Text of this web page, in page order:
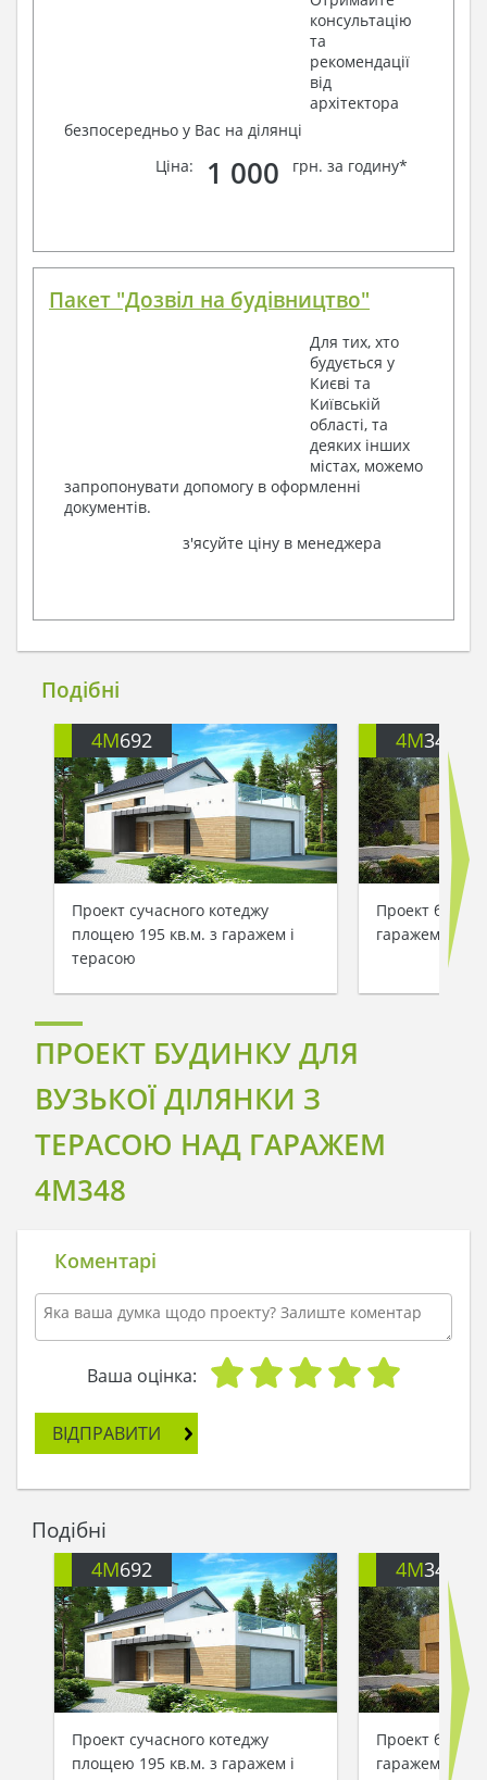
консультацію
та
рекомендації
від
архітектора
безпосередньо у Вас на ділянці
Ціна:
1 000 грн. за годину*
Пакет "Дозвіл на будівництво"
Для тих, хто
будується у
Києві та
Київській
області, та
деяких інших
містах, можемо
запропонувати допомогу в оформленні
документів.
з'ясуйте ціну в менеджера
Подібні
4M692
Проект сучасного котеджу
площею 195 кв.м. з гаражем і
терасою
4M344
Проект
гаражем для
ПРОЕКТ БУДИНКУ ДЛЯ
ВУЗЬКОЇ ДІЛЯНКИ З
ТЕРАСОЮ НАД ГАРАЖЕМ
4M348
Коментарі
Ваша оцінка:
ВІДПРАВИТИ
Подібні
4M692
Проект сучасного котеджу
площею 195 кв.м. з гаражем і
4M344
Проект
гаражем для